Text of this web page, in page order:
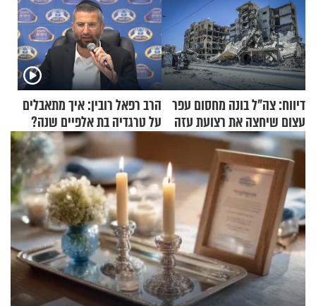
דיווח: צה"ל בונה מחסום עפר
עצום שיחצה את רצועת עזה
לשניים
הרב רפאל רובין: איך מתאבלים
על טרגדיה בת אלפיים שנה?